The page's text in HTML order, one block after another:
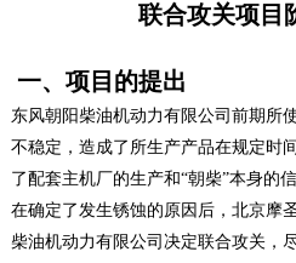
联合攻关项目
一、项目的提出
东风朝阳柴油机动力有限公司前期所
不稳定，造成了所生产产品在规定时
了配套主机厂的生产和“朝柴”本身的信
在确定了发生锈蚀的原因后，北京摩
柴油机动力有限公司决定联合攻关，